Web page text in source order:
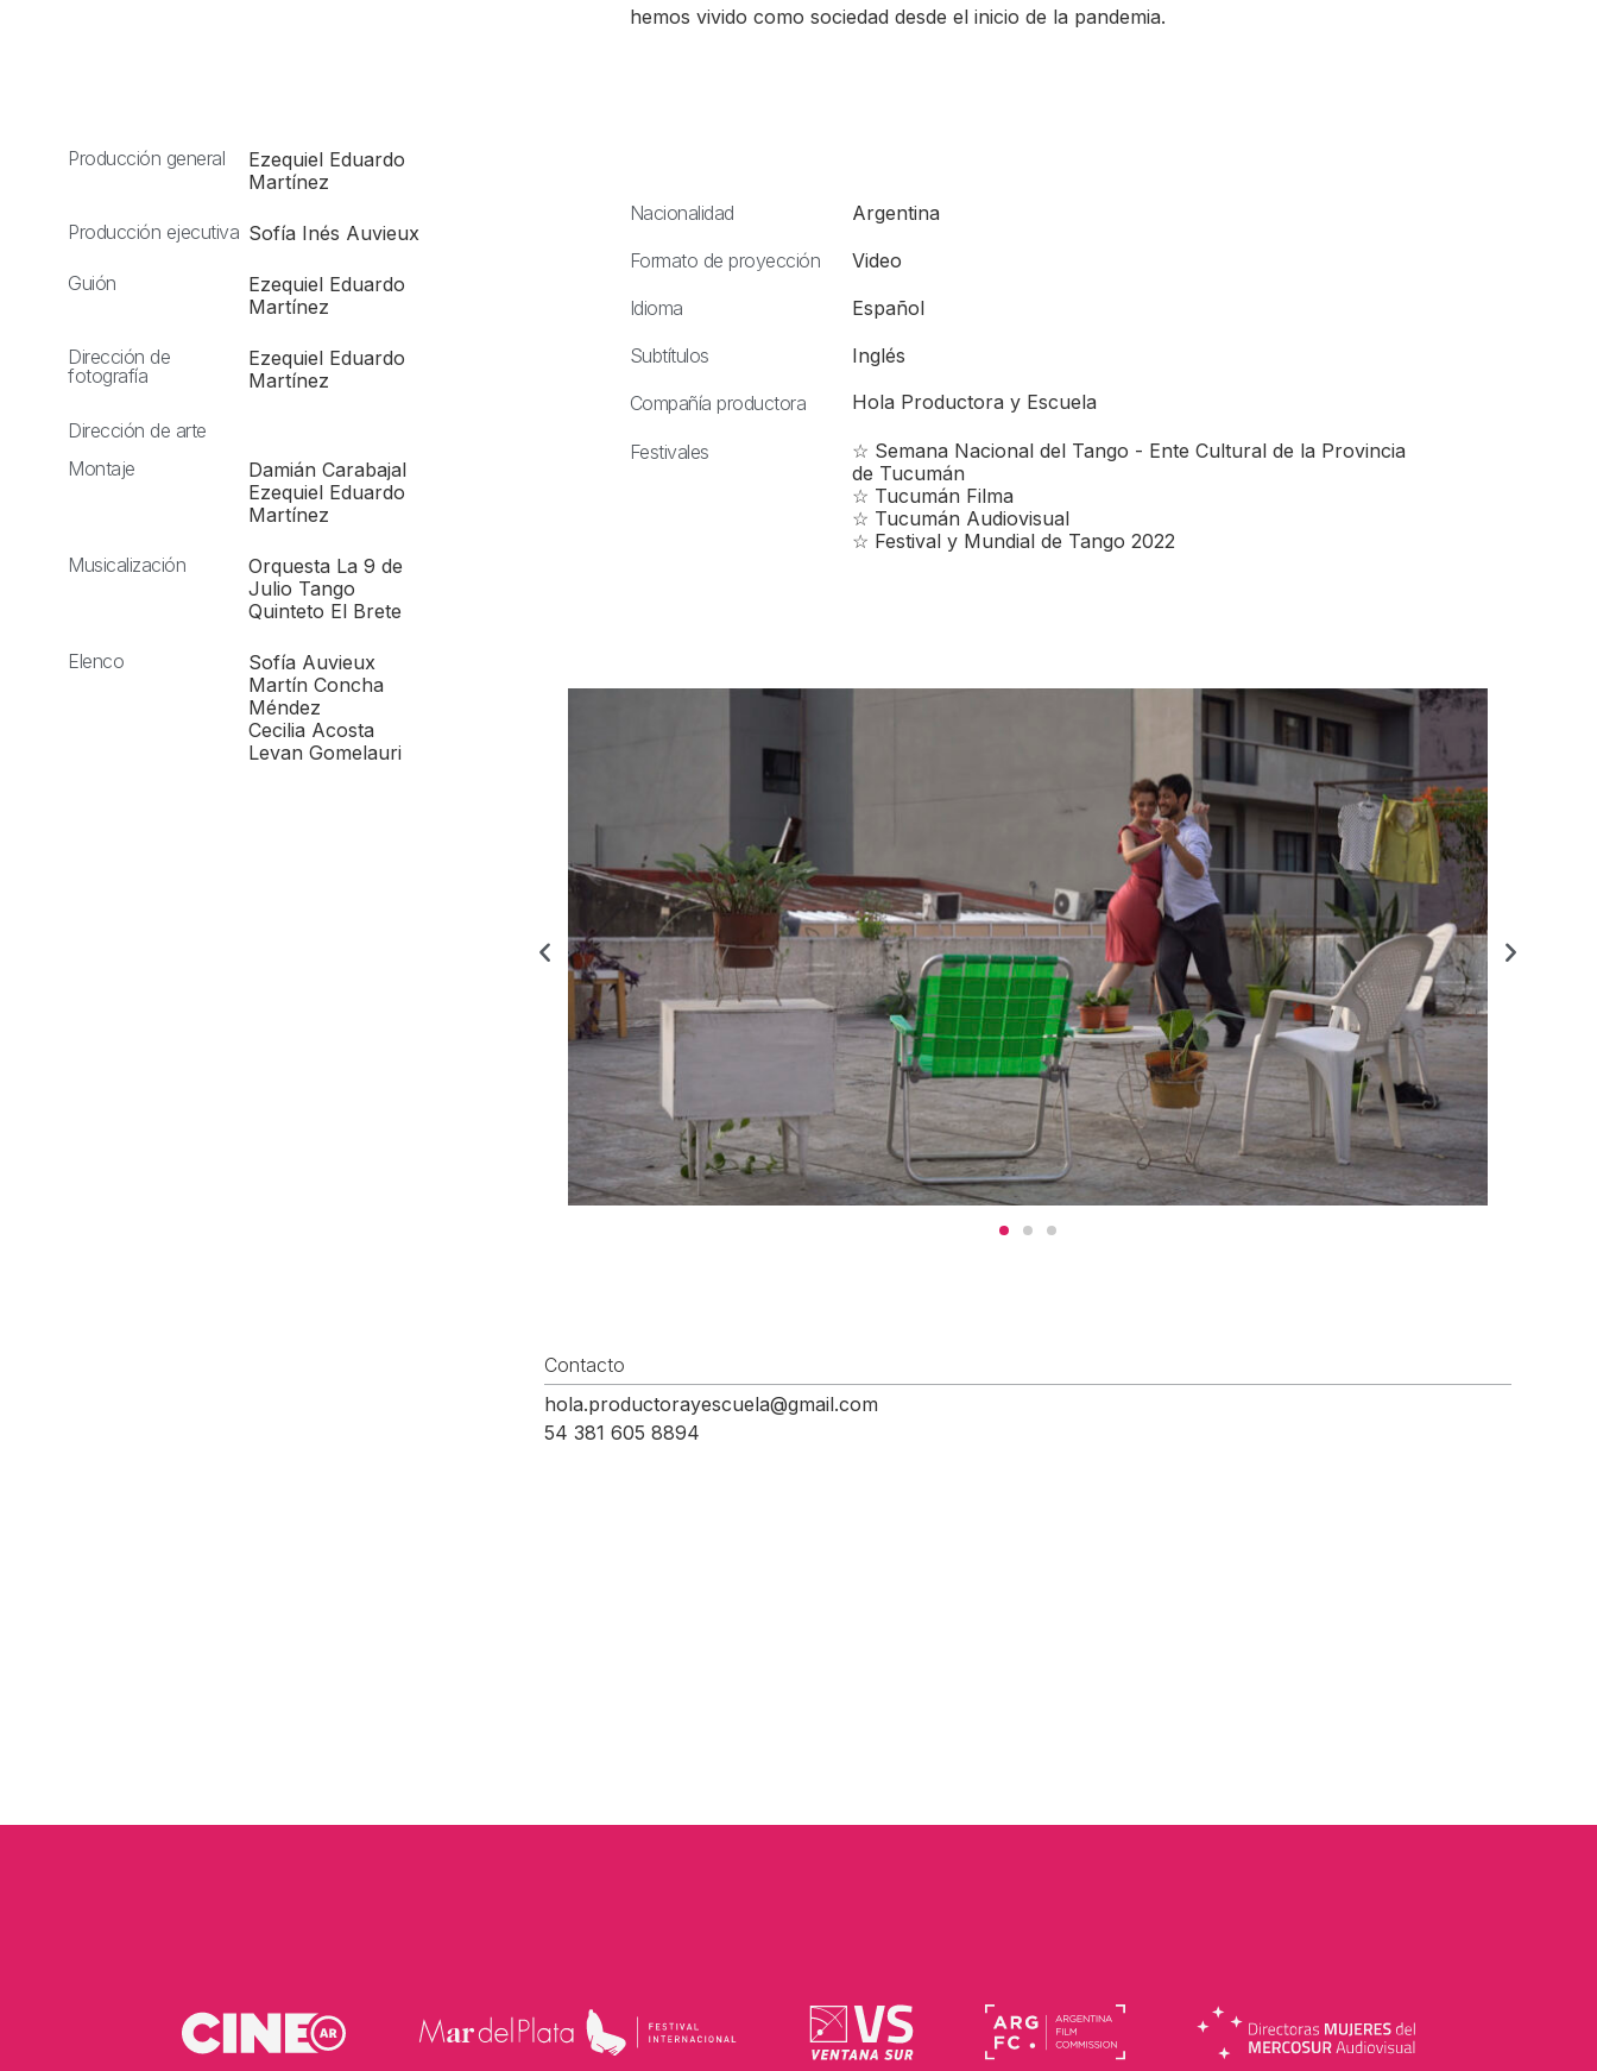
Producción general
Ezequiel Eduardo
Martínez
Producción ejecutiva Sofía Inés Auvieux
Guión
Ezequiel Eduardo
Martínez
Dirección de
fotografía
Ezequiel Eduardo
Martínez
Dirección de arte
Montaje
Damián Carabajal
Ezequiel Eduardo
Martínez
Musicalización
Orquesta La 9 de
Julio Tango
Quinteto El Brete
Elenco
Sofía Auvieux
Martín Concha
Méndez
Cecilia Acosta
Levan Gomelauri
hemos vivido como sociedad desde el inicio de la pandemia.
Nacionalidad
Argentina
Formato de proyección
Video
Idioma
Español
Subtítulos
Inglés
Compañía productora
Hola Productora y Escuela
Festivales
☆ Semana Nacional del Tango - Ente Cultural de la Provincia
de Tucumán
☆ Tucumán Filma
☆ Tucumán Audiovisual
☆ Festival y Mundial de Tango 2022
Contacto
hola.productorayescuela@gmail.com
54 381 605 8894